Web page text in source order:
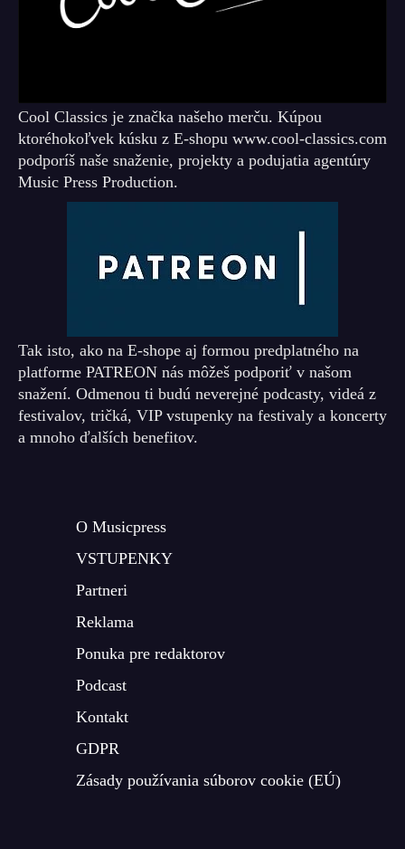
Cool Classics je značka našeho merču. Kúpou
ktoréhokoľvek kúsku z E-shopu www.cool-classics.com
podporíš naše snaženie, projekty a podujatia agentúry
Music Press Production.
Tak isto, ako na E-shope aj formou predplatného na
platforme PATREON nás môžeš podporiť v našom
snažení. Odmenou ti budú neverejné podcasty, videá z
festivalov, tričká, VIP vstupenky na festivaly a koncerty
a mnoho ďalších benefitov.
O Musicpress
VSTUPENKY
Partneri
Reklama
Ponuka pre redaktorov
Podcast
Kontakt
GDPR
Zásady používania súborov cookie (EÚ)